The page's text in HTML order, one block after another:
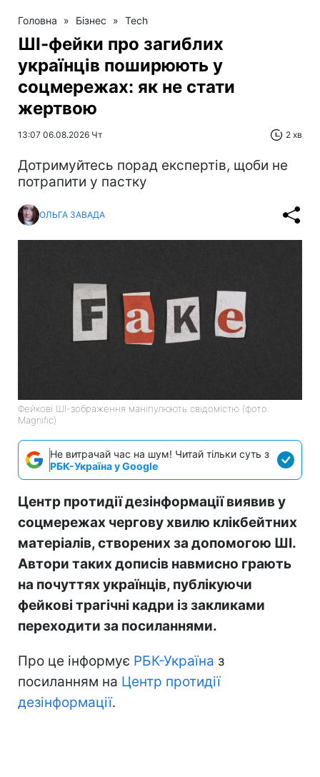
Головна » Бізнес » Tech
ШІ-фейки про загиблих
українців поширюють у
соцмережах: як не стати
жертвою
13:07 06.08.2026 Чт 2 хв
Дотримуйтесь порад експертів, щоби не
потрапити у пастку
ОЛЬГА ЗАВАДА
Фейкові ШІ-зображення маніпулюють свідомістю (фото:
Magnific)
Не витрачай час на шум! Читай тільки суть з
РБК-Україна у Google
Центр протидії дезінформації виявив у
соцмережах чергову хвилю клікбейтних
матеріалів, створених за допомогою ШІ.
Автори таких дописів навмисно грають
на почуттях українців, публікуючи
фейкові трагічні кадри із закликами
переходити за посиланнями.
Про це інформує РБК-Україна з
посиланням на Центр протидії
дезінформації.